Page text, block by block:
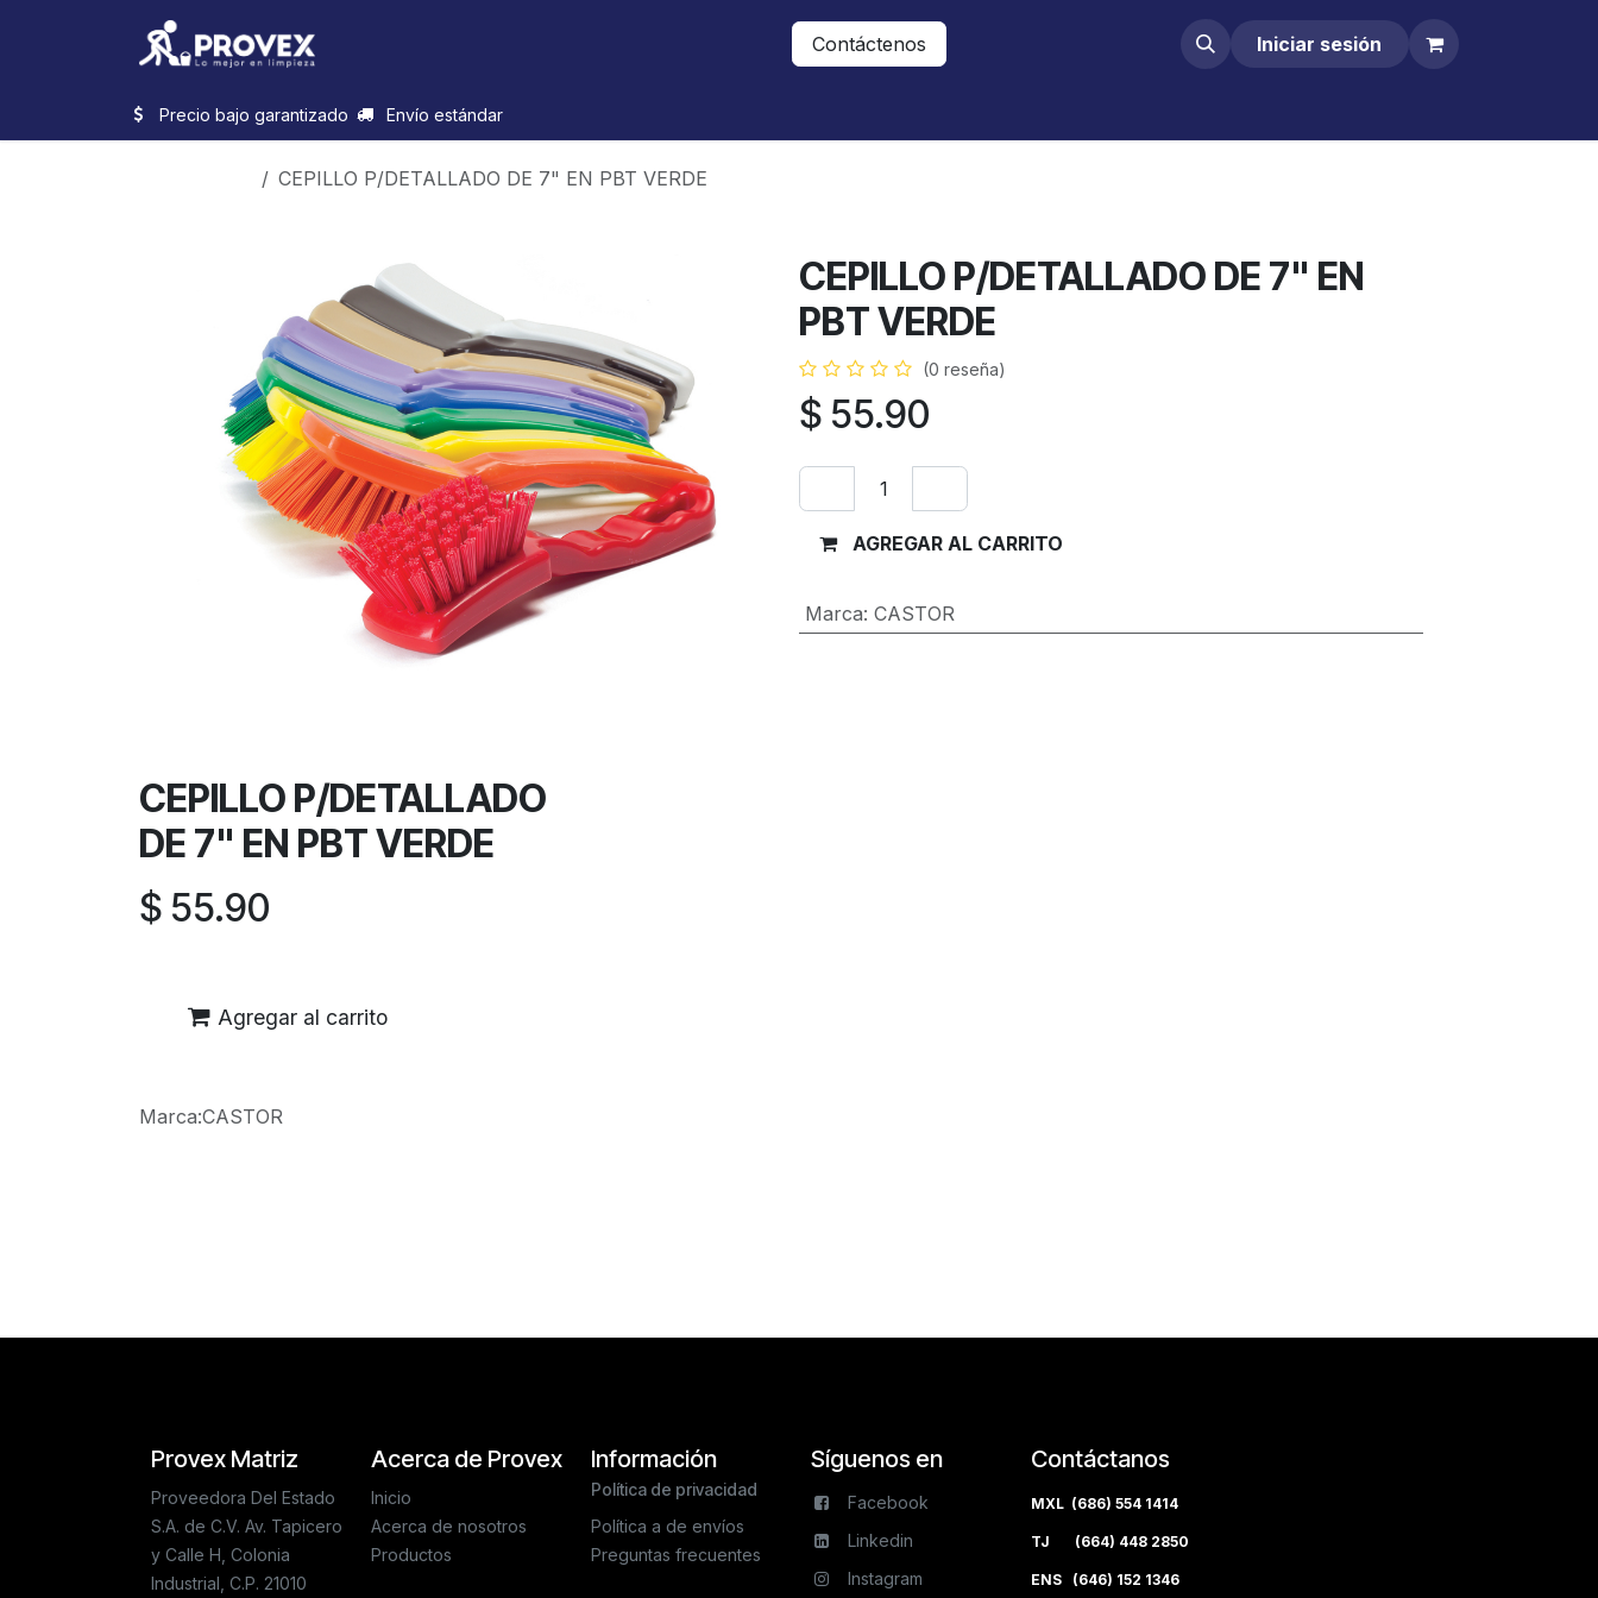
Contáctenos Iniciar sesión
Precio bajo garantizado Envío estándar
CEPILLO P/DETALLADO DE 7" EN PBT VERDE
CEPILLO P/DETALLADO DE 7" EN
PBT VERDE
(0 reseña)
$ 55.90
AGREGAR AL CARRITO
Marca: CASTOR
CEPILLO P/DETALLADO
DE 7" EN PBT VERDE
$ 55.90
Agregar al carrito
Marca:CASTOR
Acerca de Provex
Inicio
Acerca de nosotros
Productos
Síguenos en
Facebook
Linkedin
Instagram
Provex Matriz
Proveedora Del Estado
S.A. de C.V. Av. Tapicero
y Calle H, Colonia
Industrial, C.P. 21010
Información
Política de privacidad
Política a de envíos
Preguntas frecuentes
Contáctanos
MXL (686) 554 1414
TJ (664) 448 2850
ENS (646) 152 1346